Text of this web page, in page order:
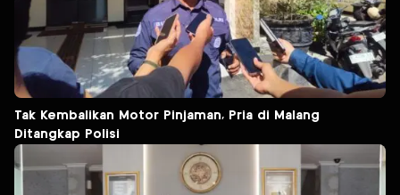
Tak Kembalikan Motor Pinjaman, Pria di Malang
Ditangkap Polisi